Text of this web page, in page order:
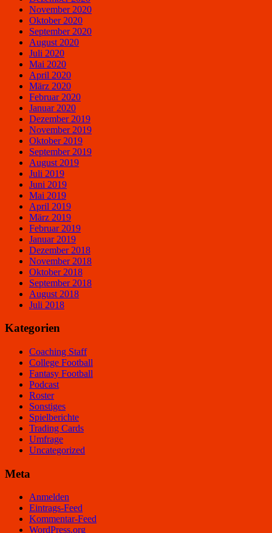
November 2020
Oktober 2020
September 2020
August 2020
Juli 2020
Mai 2020
April 2020
März 2020
Februar 2020
Januar 2020
Dezember 2019
November 2019
Oktober 2019
September 2019
August 2019
Juli 2019
Juni 2019
Mai 2019
April 2019
März 2019
Februar 2019
Januar 2019
Dezember 2018
November 2018
Oktober 2018
September 2018
August 2018
Juli 2018
Kategorien
Coaching Staff
College Football
Fantasy Football
Podcast
Roster
Sonstiges
Spielberichte
Trading Cards
Umfrage
Uncategorized
Meta
Anmelden
Eintrags-Feed
Kommentar-Feed
WordPress.org